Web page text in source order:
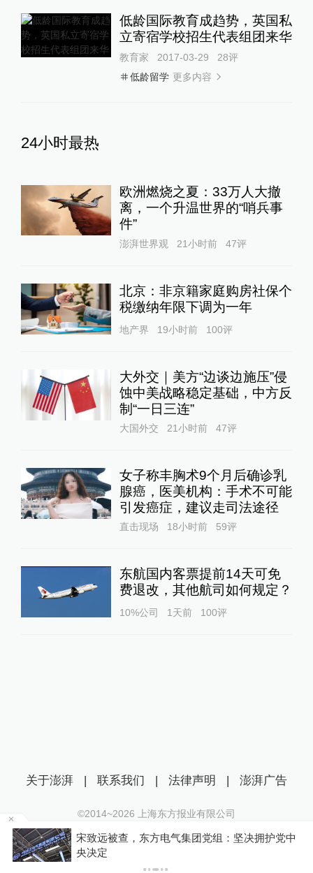
低龄国际教育成趋势，英国私
立寄宿学校招生代表组团来华
教育家 2017-03-29 28评
低龄留学 更多内容
24小时最热
欧洲燃烧之夏：33万人大撤
离，一个升温世界的“哨兵事
件”
澎湃世界观 21小时前 47评
北京：非京籍家庭购房社保个
税缴纳年限下调为一年
地产界 19小时前 100评
大外交｜美方“边谈边施压”侵
蚀中美战略稳定基础，中方反
制“一日三连”
大国外交 21小时前 47评
女子称丰胸术9个月后确诊乳
腺癌，医美机构：手术不可能
引发癌症，建议走司法途径
直击现场 18小时前 59评
东航国内客票提前14天可免
费退改，其他航司如何规定？
10%公司 1天前 100评
宋致远被查，东方电气集团党组：坚决拥护党中
央决定
关于澎湃 | 联系我们 | 法律声明 | 澎湃广告
©2014~2026 上海东方报业有限公司
沪ICP证：沪B2-20170116 | 沪ICP备14003370号
互联网新闻信息服务许可证：31120170006
沪公网安备 31010602000299号